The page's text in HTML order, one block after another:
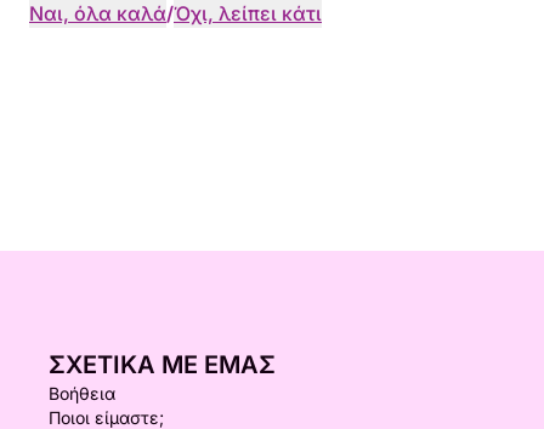
Ναι, όλα καλά/Όχι, λείπει κάτι
ΣΧΕΤΙΚΆ ΜΕ ΕΜΆΣ
Βοήθεια
Ποιοι είμαστε;